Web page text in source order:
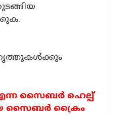
തുടങ്ങിയ
എന്ന സൈബർ ഹെല്പ്
സൈബർ ക്രൈം